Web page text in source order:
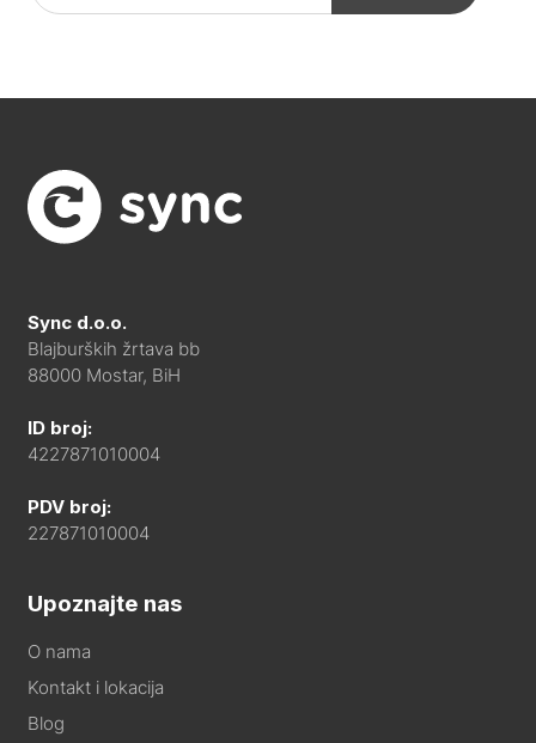
Sync d.o.o.
Blajburških žrtava bb
88000 Mostar, BiH
ID broj:
4227871010004
PDV broj:
227871010004
Upoznajte nas
O nama
Kontakt i lokacija
Blog